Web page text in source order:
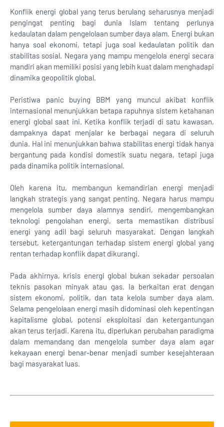
Konflik energi global yang terus berulang seharusnya menjadi
pengingat penting bagi dunia Islam tentang perlunya
kedaulatan dalam pengelolaan sumber daya alam. Energi bukan
hanya soal ekonomi, tetapi juga soal kedaulatan politik dan
stabilitas sosial. Negara yang mampu mengelola energi secara
mandiri akan memiliki posisi yang lebih kuat dalam menghadapi
dinamika geopolitik global.
Peristiwa panic buying BBM yang muncul akibat konflik
internasional menunjukkan betapa rapuhnya sistem ketahanan
energi global saat ini. Ketika konflik terjadi di satu kawasan,
dampaknya dapat menjalar ke berbagai negara di seluruh
dunia. Hal ini menunjukkan bahwa stabilitas energi tidak hanya
bergantung pada kondisi domestik suatu negara, tetapi juga
pada dinamika politik internasional.
Oleh karena itu, membangun kemandirian energi menjadi
langkah strategis yang sangat penting. Negara harus mampu
mengelola sumber daya alamnya sendiri, mengembangkan
teknologi pengolahan energi, serta memastikan distribusi
energi yang adil bagi seluruh masyarakat. Dengan langkah
tersebut, ketergantungan terhadap sistem energi global yang
rentan terhadap konflik dapat dikurangi.
Pada akhirnya, krisis energi global bukan sekadar persoalan
teknis pasokan minyak atau gas. Ia berkaitan erat dengan
sistem ekonomi, politik, dan tata kelola sumber daya alam.
Selama pengelolaan energi masih didominasi oleh kepentingan
kapitalisme global, potensi eksploitasi dan ketergantungan
akan terus terjadi. Karena itu, diperlukan perubahan paradigma
dalam memandang dan mengelola sumber daya alam agar
kekayaan energi benar-benar menjadi sumber kesejahteraan
bagi masyarakat luas.